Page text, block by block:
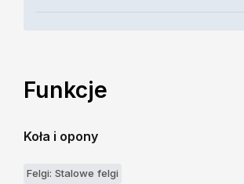
Funkcje
Koła i opony
Felgi: Stalowe felgi